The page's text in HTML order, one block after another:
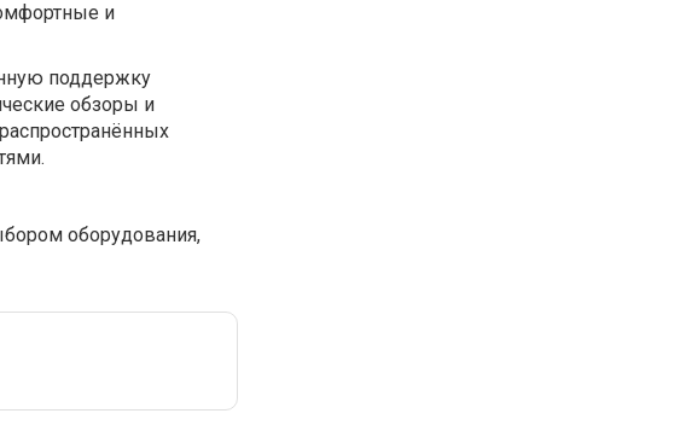
и
поддержку
обзоры и
оборудования,